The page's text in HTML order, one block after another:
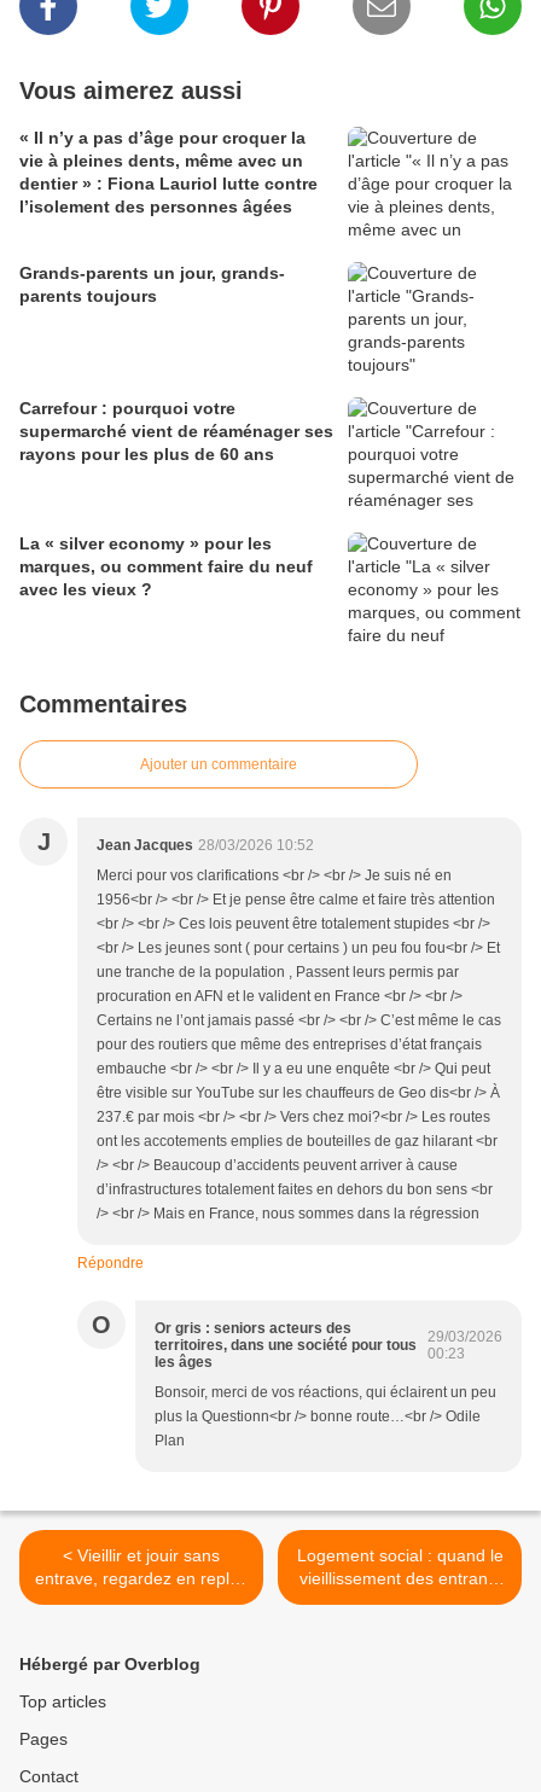
Vous aimerez aussi
« Il n’y a pas d’âge pour croquer la
vie à pleines dents, même avec un
dentier » : Fiona Lauriol lutte contre
l’isolement des personnes âgées
Grands-parents un jour, grands-
parents toujours
Carrefour : pourquoi votre
supermarché vient de réaménager ses
rayons pour les plus de 60 ans
La « silver economy » pour les
marques, ou comment faire du neuf
avec les vieux ?
Commentaires
Ajouter un commentaire
J Jean Jacques 28/03/2026 10:52
Merci pour vos clarifications <br /> <br /> Je suis né en
1956<br /> <br /> Et je pense être calme et faire très attention
<br /> <br /> Ces lois peuvent être totalement stupides <br />
<br /> Les jeunes sont ( pour certains ) un peu fou fou<br /> Et
une tranche de la population , Passent leurs permis par
procuration en AFN et le valident en France <br /> <br />
Certains ne l’ont jamais passé <br /> <br /> C’est même le cas
pour des routiers que même des entreprises d’état français
embauche <br /> <br /> Il y a eu une enquête <br /> Qui peut
être visible sur YouTube sur les chauffeurs de Geo dis<br /> À
237.€ par mois <br /> <br /> Vers chez moi?<br /> Les routes
ont les accotements emplies de bouteilles de gaz hilarant <br
/> <br /> Beaucoup d’accidents peuvent arriver à cause
d’infrastructures totalement faites en dehors du bon sens <br
/> <br /> Mais en France, nous sommes dans la régression
Répondre
O
Or gris : seniors acteurs des
territoires, dans une société pour tous
les âges
29/03/2026
00:23
Bonsoir, merci de vos réactions, qui éclairent un peu
plus la Questionn<br /> bonne route…<br /> Odile
Plan
< Vieillir et jouir sans
entrave, regardez en replay
le documentaire de France
Logement social : quand le
vieillissement des entrants
grippe la mécanique de la
Hébergé par Overblog
Top articles
Pages
Contact